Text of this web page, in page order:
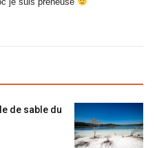
de sable du